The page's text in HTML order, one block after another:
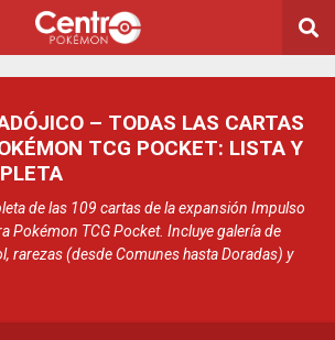
– TODAS LAS CARTAS
TCG POCKET: LISTA Y
de las 109 cartas de la expansión Impulso
Pokémon TCG Pocket. Incluye galería de
rarezas (desde Comunes hasta Doradas) y